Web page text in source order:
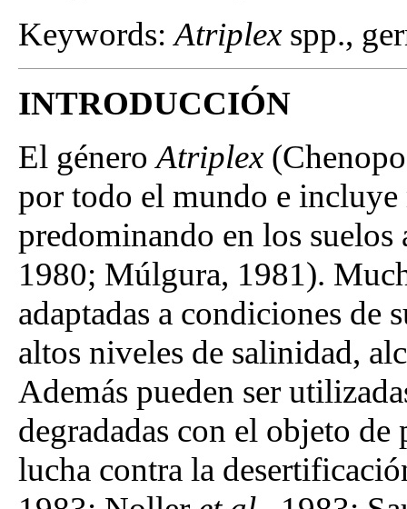
Keywords:Atriplex spp.,
INTRODUCCIÓN
El géneroAtriplex
por todo el mundo e incluye
predominando en los
1980; Múlgura, 1981).
adaptadas a condiciones de
altos niveles de salinidad,
Además pueden ser
degradadas con el objeto
lucha contra la